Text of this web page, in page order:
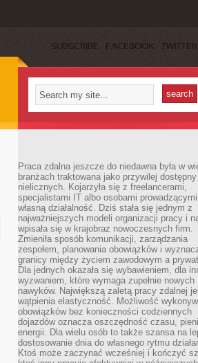
SUBSCRIBE FACEBOOK TWITTER
Praca zdalna jeszcze do niedawna była w
branżach traktowana jako przywilej
nielicznych. Kojarzyła się z freelancerami,
specjalistami IT albo osobami prowadzącymi
własną działalność. Dziś stała się jednym z
najważniejszych modeli organizacji pracy i
wpisała się w krajobraz nowoczesnych firm.
Zmieniła sposób komunikacji, zarządzania
zespołem, planowania obowiązków i
granicy między życiem zawodowym a
Dla jednych okazała się wybawieniem, dla
wyzwaniem, które wymaga zupełnie nowych
nawyków. Największą zaletą pracy zdalnej
wątpienia elastyczność. Możliwość
obowiązków bez konieczności codziennych
dojazdów oznacza oszczędność czasu,
energii. Dla wielu osób to także szansa na
dostosowanie dnia do własnego rytmu
Ktoś może zaczynać wcześniej i kończyć